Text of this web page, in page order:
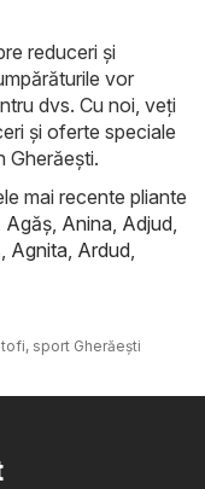
reduceri și
vor
dvs. Cu noi, veți
și oferte speciale
Gherăeşti.
mai recente pliante
Agăş Anina Adjud
Agnita Ardud
sport Gherăeşti